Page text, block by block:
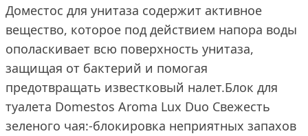
Доместос для унитаза содержит активное
вещество, которое под действием напора воды
ополаскивает всю поверхность унитаза,
защищая от бактерий и помогая
предотвращать известковый налет.Блок для
туалета Domestos Aroma Lux Duo Свежесть
зеленого чая:-блокировка неприятных запахов